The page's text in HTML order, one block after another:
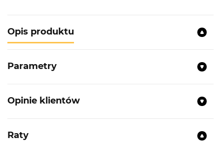
Opis produktu
Parametry
Opinie klientów
Raty